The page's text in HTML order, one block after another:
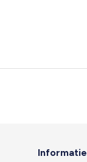
Informatie